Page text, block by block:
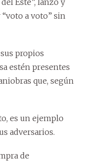
a voto” sin
propios
estén presentes
que, según
es un ejemplo
adversarios.
de